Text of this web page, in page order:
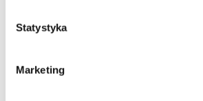
Statystyka
Marketing
WIZUALIZACJĄ
01:59